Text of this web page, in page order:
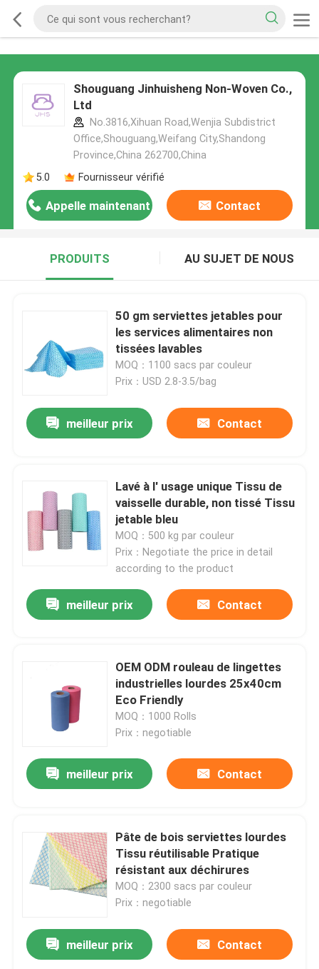
Shouguang Jinhuisheng Non-Woven Co.,
Ltd
No.3816,Xihuan Road,Wenjia Subdistrict
Office,Shouguang,Weifang City,Shandong
Province,China 262700,China
5.0
Fournisseur vérifié
Appelle maintenant Contact
PRODUITS AU SUJET DE NOUS
50 gm serviettes jetables pour
les services alimentaires non
tissées lavables
MOQ：1100 sacs par couleur
Prix：USD 2.8-3.5/bag
meilleur prix Contact
Lavé à l' usage unique Tissu de
vaisselle durable, non tissé Tissu
jetable bleu
MOQ：500 kg par couleur
Prix：Negotiate the price in detail
according to the product
meilleur prix Contact
OEM ODM rouleau de lingettes
industrielles lourdes 25x40cm
Eco Friendly
MOQ：1000 Rolls
Prix：negotiable
meilleur prix Contact
Pâte de bois serviettes lourdes
Tissu réutilisable Pratique
résistant aux déchirures
MOQ：2300 sacs par couleur
Prix：negotiable
meilleur prix Contact